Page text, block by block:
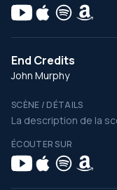
End Credits
John Murphy
SCÈNE / DÉTAILS
La description de la
ÉCOUTER SUR